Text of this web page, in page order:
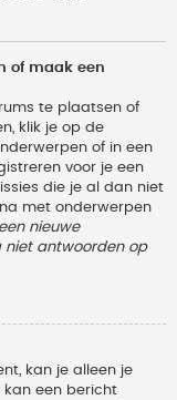
of maak een
te plaatsen of
klik je op de
of in een
voor je een
die je al dan niet
met onderwerpen
nieuwe
niet antwoorden op
kan je alleen je
kan een bericht